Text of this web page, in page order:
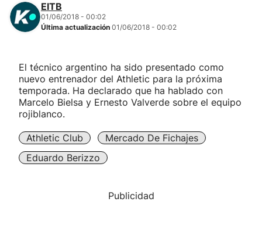
Atletismo
Más deportes
"Helmuga"
EITB
01/06/2018 - 00:02
Última actualización 01/06/2018 - 00:02
El técnico argentino ha sido presentado como
nuevo entrenador del Athletic para la próxima
temporada. Ha declarado que ha hablado con
Marcelo Bielsa y Ernesto Valverde sobre el equipo
rojiblanco.
Athletic Club
Mercado De Fichajes
Eduardo Berizzo
Publicidad